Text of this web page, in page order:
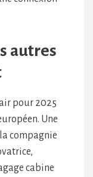
autres
pour 2025
Une
compagnie
cabine